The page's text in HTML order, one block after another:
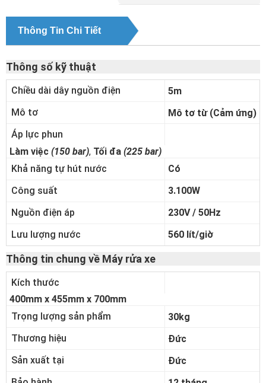
Thông Tin Chi Tiết
Thông số kỹ thuật
Chiều dài dây nguồn điện
5m
Mô tơ
Mô tơ từ (Cảm ứng)
Áp lực phun
Làm việc (150 bar), Tối đa (225 bar)
Khả năng tự hút nước
Có
Công suất
3.100W
Nguồn điện áp
230V / 50Hz
Lưu lượng nước
560 lít/giờ
Thông tin chung về Máy rửa xe
Kích thước
400mm x 455mm x 700mm
Trọng lượng sản phẩm
30kg
Thương hiệu
Đức
Sản xuất tại
Đức